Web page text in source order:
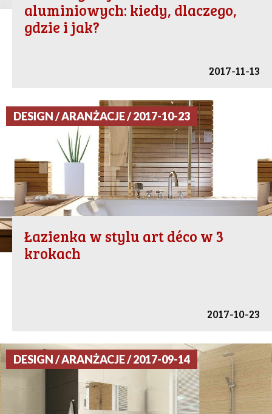
aluminiowych: kiedy, dlaczego,
gdzie i jak?
2017-11-13
DESIGN / ARANŻACJE / 2017-10-23
Łazienka w stylu art déco w 3
krokach
2017-10-23
DESIGN / ARANŻACJE / 2017-09-14